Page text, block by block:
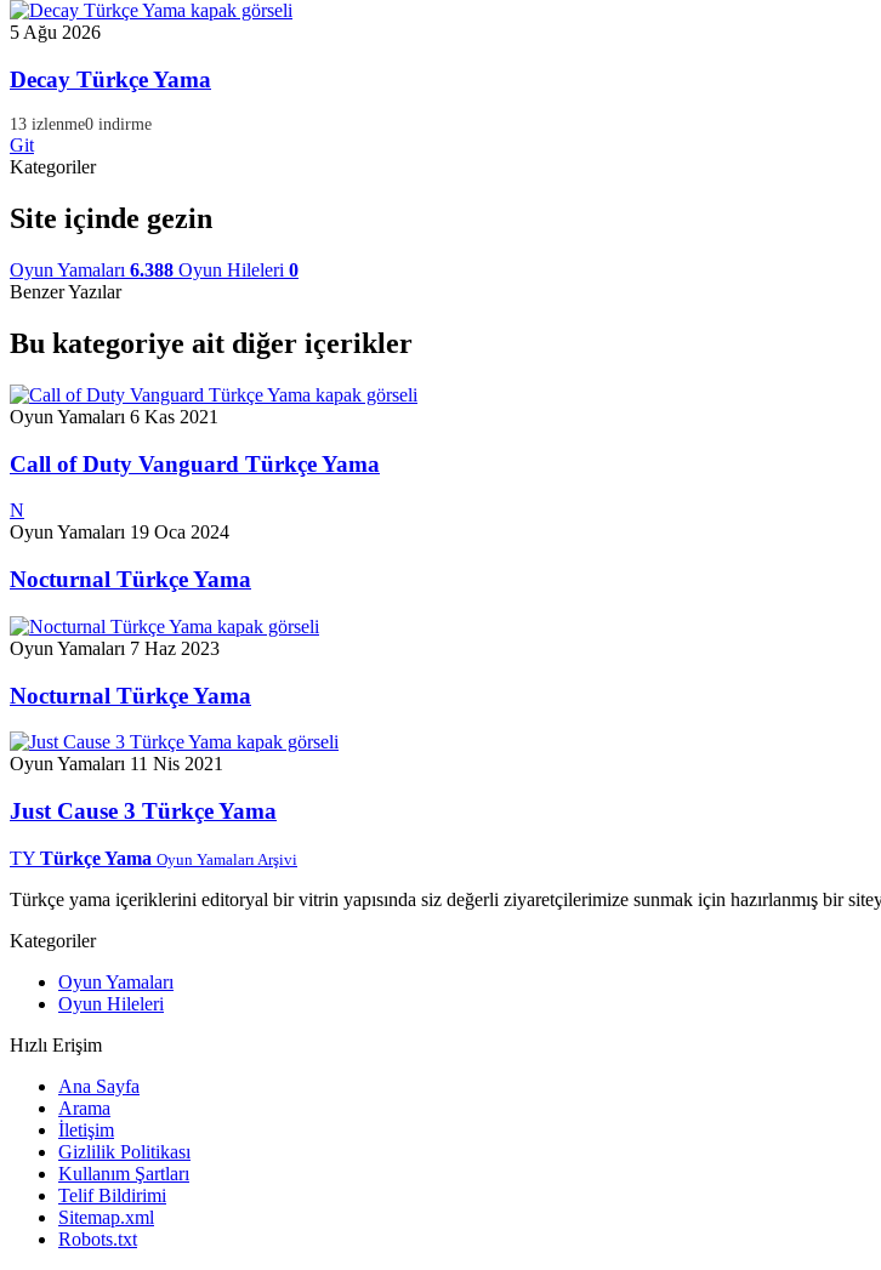
5 Ağu 2026
Decay Türkçe Yama
13 izlenme0 indirme
Git
Kategoriler
Site içinde gezin
Oyun Yamaları 6.388 Oyun Hileleri 0
Benzer Yazılar
Bu kategoriye ait diğer içerikler
Oyun Yamaları 6 Kas 2021
Call of Duty Vanguard Türkçe Yama
N
Oyun Yamaları 19 Oca 2024
Nocturnal Türkçe Yama
Oyun Yamaları 7 Haz 2023
Nocturnal Türkçe Yama
Oyun Yamaları 11 Nis 2021
Just Cause 3 Türkçe Yama
TY Türkçe Yama Oyun Yamaları Arşivi
Türkçe yama içeriklerini editoryal bir vitrin yapısında siz değerli ziyaretçilerimize sunmak için hazırlanmış bir
Kategoriler
Oyun Yamaları
Oyun Hileleri
Hızlı Erişim
Ana Sayfa
Arama
İletişim
Gizlilik Politikası
Kullanım Şartları
Telif Bildirimi
Sitemap.xml
Robots.txt